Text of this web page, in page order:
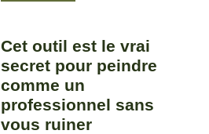
Cet outil est le vrai
secret pour peindre
comme un
professionnel sans
vous ruiner